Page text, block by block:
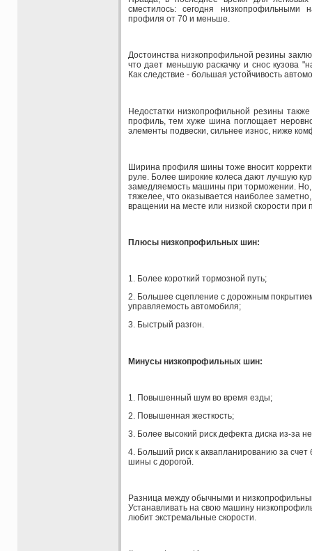
сместилось: сегодня
профиля от 70 и меньше.
Достоинства низкопрофильной резины
что дает меньшую раскачку и снос кузова
Как следствие - большая устойчивость
Недостатки низкопрофильной резины
профиль, тем хуже шина поглощает
элементы подвески, сильнее износ, ниже
Ширина профиля шины тоже вносит
руле. Более широкие колеса дают лучшую
замедляемость машины при торможении. Но,
тяжелее, что оказывается наиболее
вращении на месте или низкой скорости при
Плюсы низкопрофильных шин:
1. Более короткий тормозной путь;
2. Большее сцепление с дорожным
управляемость автомобиля;
3. Быстрый разгон.
Минусы низкопрофильных шин:
1. Повышенный шум во время езды;
2. Повышенная жесткость;
3. Более высокий риск дефекта диска из-за
4. Больший риск к аквапланированию за
шины с дорогой.
Разница между обычными и
Устанавливать на свою машину
любит экстремальные скорости.